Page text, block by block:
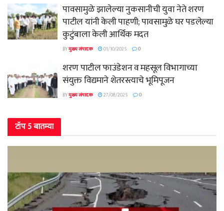
पावसामुळे झालेल्या नुकसानीची युवा नेते शरण
पाटील यांनी केली पाहणी; पावसामुळे घर पडलेल्या
कुटुंबाला केली आर्थिक मदत
BYमुख्य संपादक 01/10/2025 0
शरण पाटील फाउंडेशन व महसूल विभागाच्या
संयुक्त विद्यमाने शेतरस्त्याचे भूमिपूजन
BYमुख्य संपादक 27/08/2025 0
टॉप 5 बातम्या